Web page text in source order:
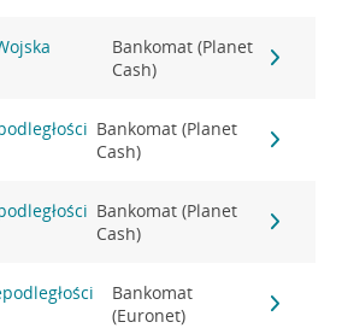
Bankomat (Planet
Cash)
Bankomat (Planet
Cash)
Bankomat (Planet
Cash)
Bankomat
(Euronet)